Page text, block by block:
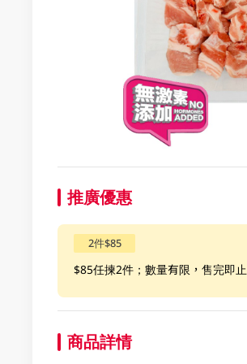
推廣優惠
2件$85
$85任揀2件；數量有限，售完即止
商品詳情